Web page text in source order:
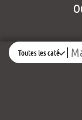
Search